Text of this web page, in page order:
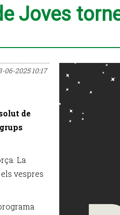
Joves
06-2025 10:17
de
La
vespres